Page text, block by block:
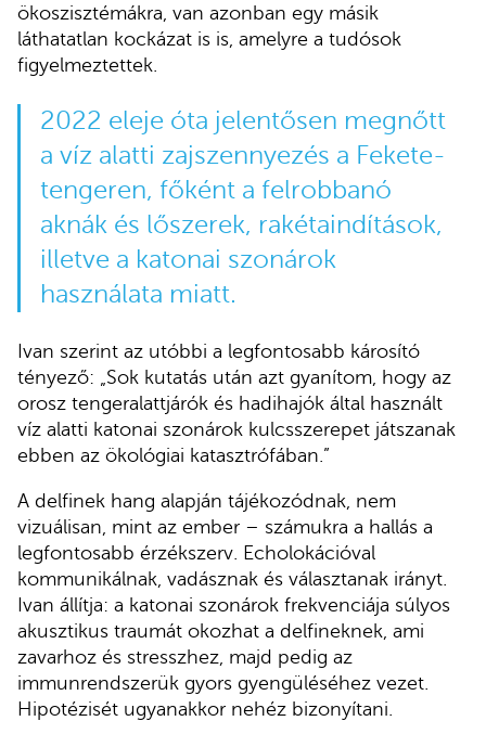
ökoszisztémákra, van azonban egy másik
láthatatlan kockázat is is, amelyre a tudósok
figyelmeztettek.
2022 eleje óta jelentősen megnőtt
a víz alatti zajszennyezés a Fekete-
tengeren, főként a felrobbanó
aknák és lőszerek, rakétaindítások,
illetve a katonai szonárok
használata miatt.
Ivan szerint az utóbbi a legfontosabb károsító
tényező: „Sok kutatás után azt gyanítom, hogy az
orosz tengeralattjárók és hadihajók által használt
víz alatti katonai szonárok kulcsszerepet játszanak
ebben az ökológiai katasztrófában.”
A delfinek hang alapján tájékozódnak, nem
vizuálisan, mint az ember – számukra a hallás a
legfontosabb érzékszerv. Echolokációval
kommunikálnak, vadásznak és választanak irányt.
Ivan állítja: a katonai szonárok frekvenciája súlyos
akusztikus traumát okozhat a delfineknek, ami
zavarhoz és stresszhez, majd pedig az
immunrendszerük gyors gyengüléséhez vezet.
Hipotézisét ugyanakkor nehéz bizonyítani.